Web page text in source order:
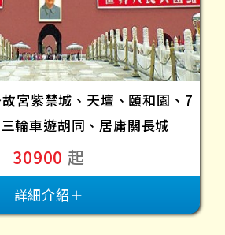
宮紫禁城、天壇、頤和園、7
輪車遊胡同、居庸關長城
30900 起
詳細介紹＋